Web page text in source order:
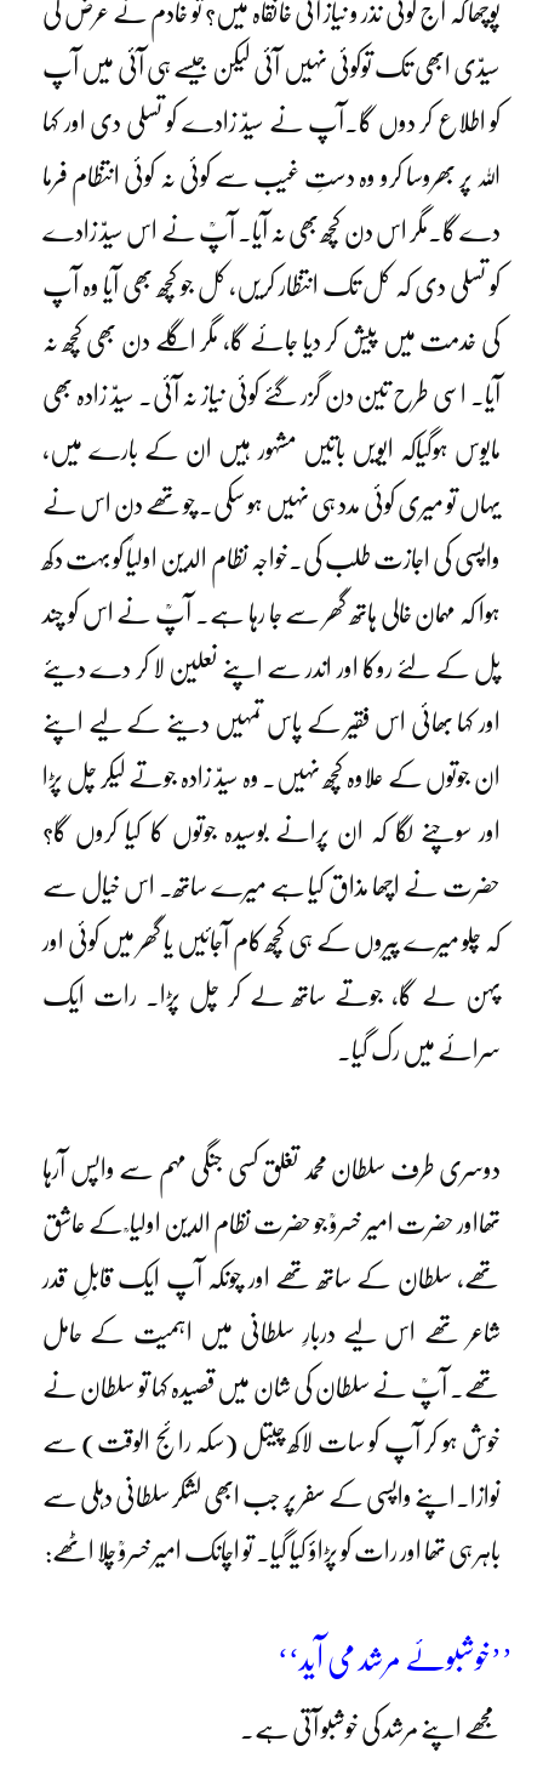
پوچھا کہ آج کوئی نذر و نیاز آئی خانقاہ میں؟ تو خادم نے عرض کی
سیدّی ابھی تک توکوئی نہیں آئی لیکن جیسے ہی آئی میں آپ
کو اطلاع کر دوں گا۔آپ نے سیدّ زادے کو تسلی دی اور کہا
اللہ پر بھروسا کرو وہ دستِ غیب سے کوئی نہ کوئی انتظام فرما
دے گا۔مگر اس دن کچھ بھی نہ آیا۔ آپؒ نے اس سیدّ زادے
کو تسلی دی کہ کل تک انتظار کریں، کل جو کچھ بھی آیا وہ آپ
کی خدمت میں پیش کر دیا جائے گا، مگر اگلے دن بھی کچھ نہ
آیا۔ اسی طرح تین دن گزر گئے کوئی نیاز نہ آئی۔ سیدّ زادہ بھی
مایوس ہوگیاکہ ایویں باتیں مشہور ہیں ان کے بارے میں،
یہاں تو میری کوئی مدد ہی نہیں ہو سکی۔ چوتھے دن اس نے
واپسی کی اجازت طلب کی۔خواجہ نظام الدین اولیاؒ کو بہت دکھ
ہوا کہ مہمان خالی ہاتھ گھر سے جا رہا ہے۔ آپؒ نے اس کو چند
پل کے لئے روکا اور اندر سے اپنے نعلین لا کر دے دیئے
اور کہا بھائی اس فقیر کے پاس تمہیں دینے کے لیے اپنے
ان جوتوں کے علاوہ کچھ نہیں۔ وہ سیدّ زادہ جوتے لیکر چل پڑا
اور سوچنے لگا کہ ان پرانے بوسیدہ جوتوں کا کیا کروں گا؟
حضرت نے اچھا مذاق کیا ہے میرے ساتھ۔ اس خیال سے
کہ چلو میرے پیروں کے ہی کچھ کام آجائیں یا گھر میں کوئی اور
پہن لے گا، جوتے ساتھ لے کر چل پڑا۔ رات ایک
سرائے میں رک گیا۔
دوسری طرف سلطان محمد تغلق کسی جنگی مہم سے واپس آرہا
تھااور حضرت امیر خسروؒ جو حضرت نظام الدین اولیا ؒ کے عاشق
تھے، سلطان کے ساتھ تھے اور چونکہ آپ ایک قابلِ قدر
شاعر تھے اس لیے دربارِ سلطانی میں اہمیت کے حامل
تھے۔ آپؒ نے سلطان کی شان میں قصیدہ کہا تو سلطان نے
خوش ہو کر آپ کو سات لاکھ چیتل (سکہ رائج الوقت) سے
نوازا۔اپنے واپسی کے سفر پر جب ابھی لشکر سلطانی دہلی سے
باہر ہی تھا اور رات کو پڑاؤ کیا گیا۔ تو اچانک امیر خسروؒ چلا اٹھے:
’’خوشبوئے مرشد می آید‘‘
مجھے اپنے مرشد کی خوشبو آتی ہے۔